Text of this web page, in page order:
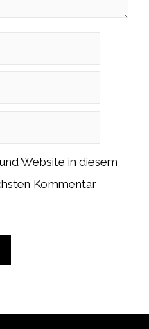
Website in diesem
Kommentar